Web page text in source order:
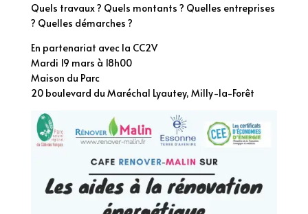
Quels travaux ? Quels montants ? Quelles entreprises
? Quelles démarches ?
En partenariat avec la CC2V
Mardi 19 mars à 18h00
Maison du Parc
20 boulevard du Maréchal Lyautey, Milly-la-Forêt